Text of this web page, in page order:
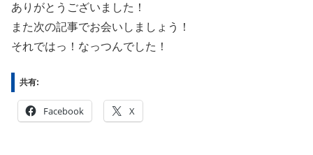
ありがとうございました！
また次の記事でお会いしましょう！
それではっ！なっつんでした！
共有:
Facebook X